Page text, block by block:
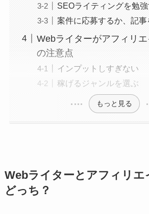
SEOライティングを勉強
案件に応募するか、記
Webライターがアフィリ
の注意点
インプットしすぎない
稼げるジャンルを選ぶ
もっと見る
Webライターとアフィリエ
どっち？